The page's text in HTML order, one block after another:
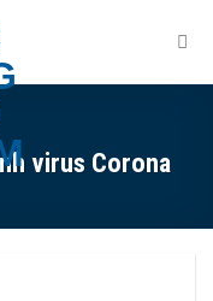
virus Corona